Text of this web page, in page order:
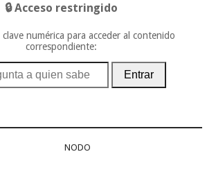
🔒 Acceso restringido
numérica para acceder al contenido
correspondiente:
Entrar
NODO